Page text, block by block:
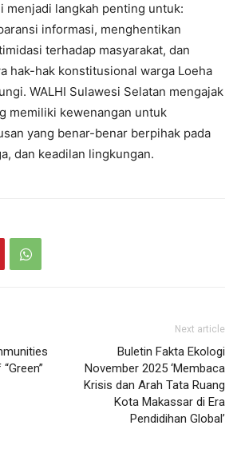
menjadi langkah penting untuk:
informasi, menghentikan
terhadap masyarakat, dan
hak-hak konstitusional warga Loeha
WALHI Sulawesi Selatan mengajak
memiliki kewenangan untuk
yang benar-benar berpihak pada
dan keadilan lingkungan.
Next article
Buletin Fakta Ekologi
November 2025 ‘Membaca
Krisis dan Arah Tata Ruang
Kota Makassar di Era
Pendidihan Global’